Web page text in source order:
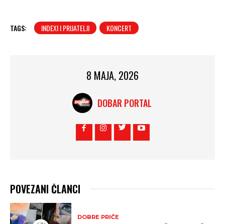
TAGS: INDEXI I PRIJATELJI KONCERT
8 MAJA, 2026
DOBAR PORTAL
POVEZANI ČLANCI
DOBRE PRIČE